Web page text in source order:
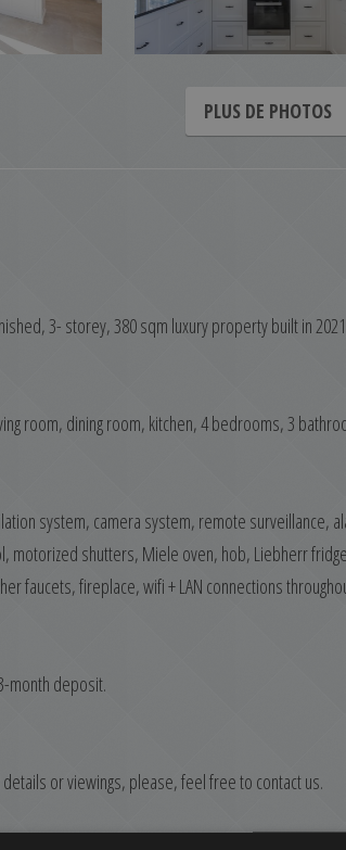
PLUS DE PHOTOS
3- storey, 380 sqm luxury property built in
room, dining room, kitchen, 4 bedrooms, 3
system, camera system, remote surveillance,
motorized shutters, Miele oven, hob, Liebherr
faucets, fireplace, wifi + LAN connections
month deposit.
or viewings, please, feel free to contact us.